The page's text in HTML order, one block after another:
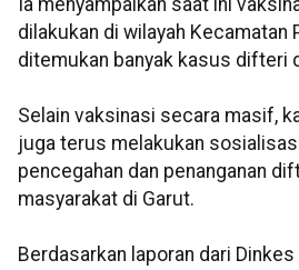
Ia menyampaikan saat ini
dilakukan di wilayah Kecamatan
ditemukan banyak kasus difteri
Selain vaksinasi secara masif,
juga terus melakukan
pencegahan dan penanganan
masyarakat di Garut.
Berdasarkan laporan dari